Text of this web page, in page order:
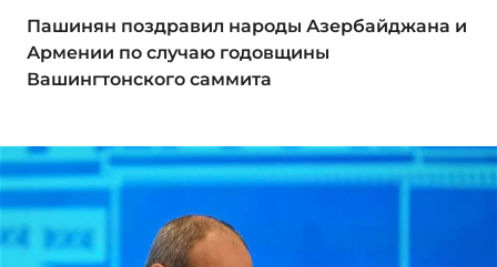
Пашинян поздравил народы Азербайджана и
Армении по случаю годовщины
Вашингтонского саммита